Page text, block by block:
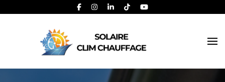
Solaire Clim Chauffage
Pompe à Chaleur et Panneaux Photovoltaïques